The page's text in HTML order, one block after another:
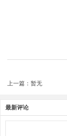
上一篇：暂无
最新评论